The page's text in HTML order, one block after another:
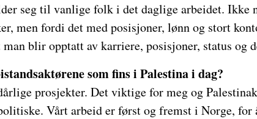
seg til vanlige folk i det daglige arbeidet. Ikke
men fordi det med posisjoner, lønn og stort
blir opptatt av karriere, posisjoner, status og
som fins i Palestina i dag?
prosjekter. Det viktige for meg og
Vårt arbeid er først og fremst i Norge, for